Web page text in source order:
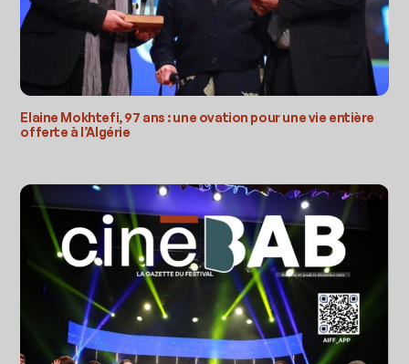
Elaine Mokhtefi, 97 ans : une ovation pour une vie entière
offerte à l’Algérie